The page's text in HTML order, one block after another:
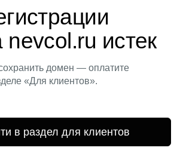
истек
домен — оплатите
«Для клиентов».
в раздел для клиентов